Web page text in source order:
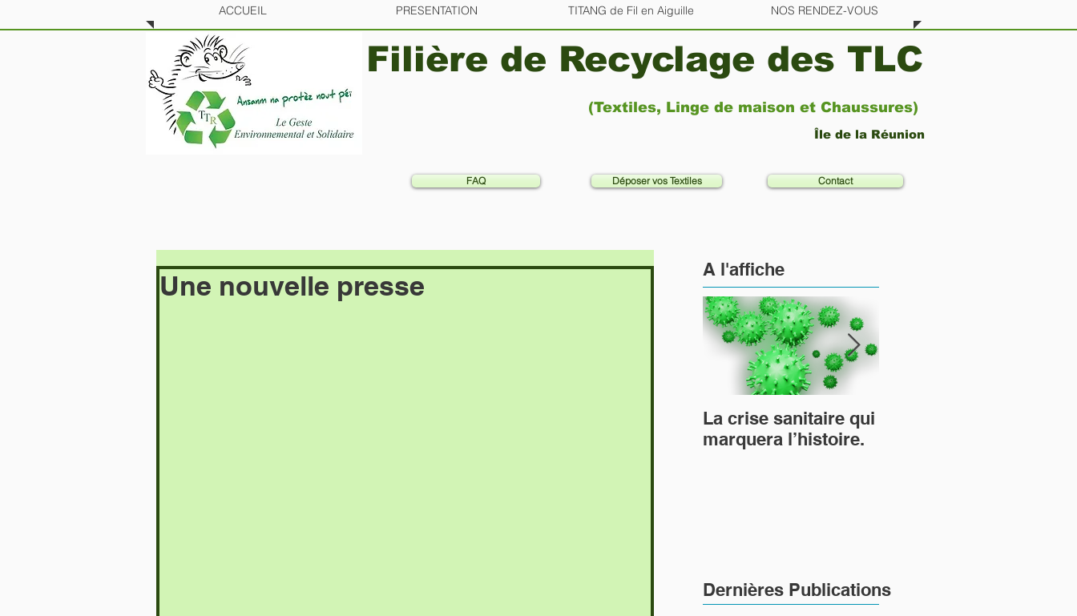
ACCUEIL PRESENTATION TITANG de Fil en Aiguille NOS RENDEZ-VOUS
Filière de Recyclage des TLC
(Textiles, Linge de maison et Chaussures)
Île de la Réunion
FAQ Déposer vos Textiles Contact
Une nouvelle presse A l'affiche
La crise sanitaire qui
marquera l’histoire.
Dernières Publications